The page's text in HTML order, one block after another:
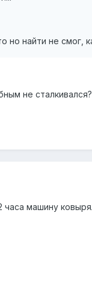
но найти не смог,
не сталкивался?
машину